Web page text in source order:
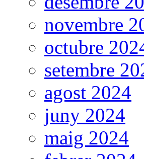
novembre
octubre
setembre
agost 2024
juny 2024
maig 2024